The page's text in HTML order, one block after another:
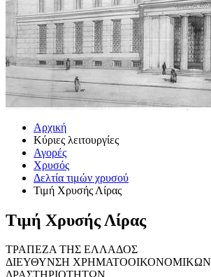
Αρχική
Κύριες λειτουργίες
Αγορές
Χρυσός
Δελτία τιμών χρυσού
Τιμή Χρυσής Λίρας
Τιμή Χρυσής Λίρας
ΤΡΑΠΕΖΑ ΤΗΣ ΕΛΛΑΔΟΣ
ΔΙΕΥΘΥΝΣΗ ΧΡΗΜΑΤΟΟΙΚΟΝΟΜΙΚΩΝ